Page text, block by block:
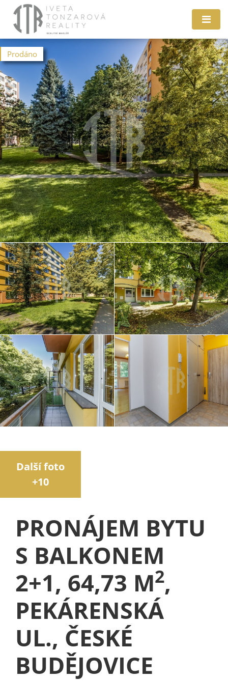
Prodáno
Další foto
+10
PRONÁJEM BYTU
S BALKONEM
2+1, 64,73 M2,
PEKÁRENSKÁ
UL., ČESKÉ
BUDĚJOVICE